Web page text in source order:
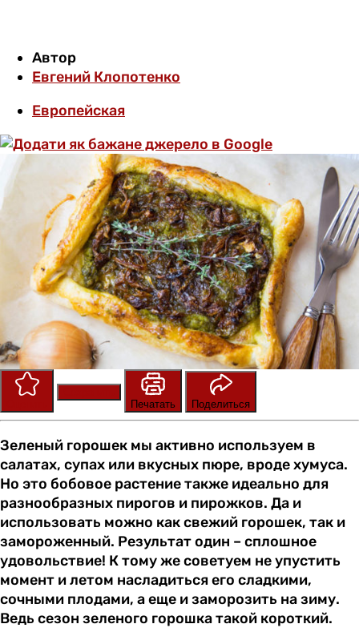
Автор
Евгений Клопотенко
Европейская
Печатать
Поделиться
Зеленый горошек мы активно используем в
салатах, супах или вкусных пюре, вроде хумуса.
Но это бобовое растение также идеально для
разнообразных пирогов и пирожков. Да и
использовать можно как свежий горошек, так и
замороженный. Результат один – сплошное
удовольствие! К тому же советуем не упустить
момент и летом насладиться его сладкими,
сочными плодами, а еще и заморозить на зиму.
Ведь сезон зеленого горошка такой короткий.